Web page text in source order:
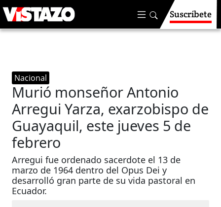
Suscríbete
Nacional
Murió monseñor Antonio
Arregui Yarza, exarzobispo de
Guayaquil, este jueves 5 de
febrero
Arregui fue ordenado sacerdote el 13 de
marzo de 1964 dentro del Opus Dei y
desarrolló gran parte de su vida pastoral en
Ecuador.